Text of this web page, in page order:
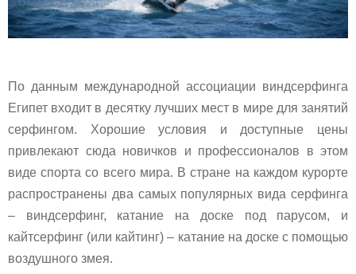
По данным международной ассоциации виндсерфинга
Египет входит в десятку лучших мест в мире для занятий
серфингом. Хорошие условия и доступные цены
привлекают сюда новичков и профессионалов в этом
виде спорта со всего мира. В стране на каждом курорте
распространены два самых популярных вида серфинга
– виндсерфинг, катание на доске под парусом, и
кайтсерфинг (или кайтинг) – катание на доске с помощью
воздушного змея.